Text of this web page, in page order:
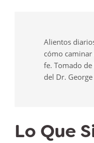
Alientos
cómo
fe. Tomado
del Dr.
Lo Que